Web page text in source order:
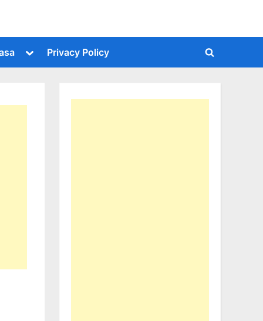
Toggle
menu
Privacy Policy
Toggle